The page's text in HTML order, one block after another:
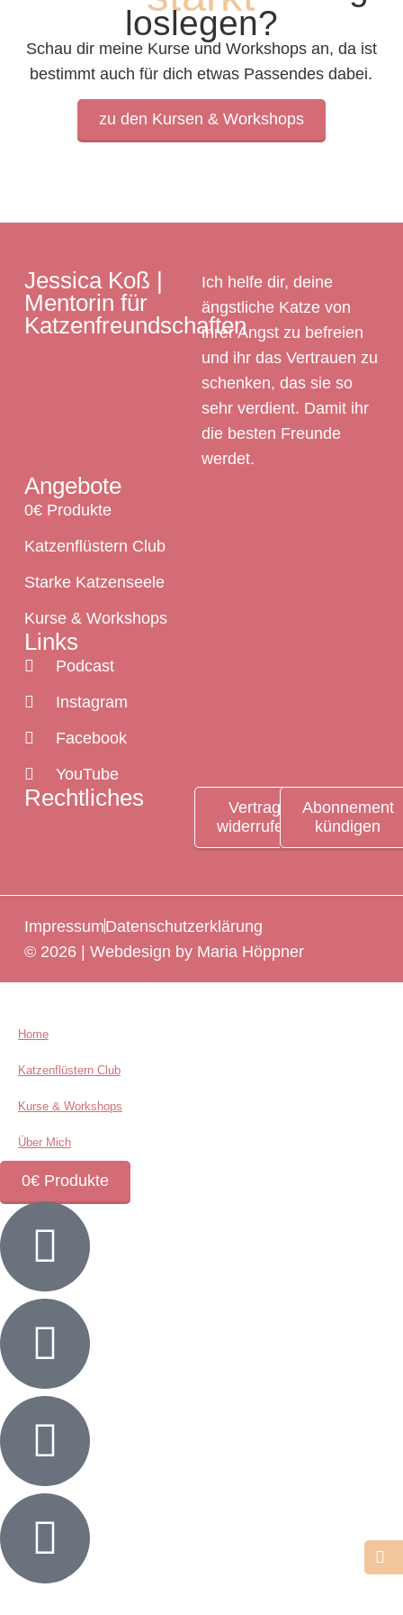
loslegen?
Schau dir meine Kurse und Workshops an, da ist
bestimmt auch für dich etwas Passendes dabei.
zu den Kursen & Workshops
Jessica Koß |
Mentorin für
Katzenfreundschaften
Ich helfe dir, deine
ängstliche Katze von
ihrer Angst zu befreien
und ihr das Vertrauen zu
schenken, das sie so
sehr verdient. Damit ihr
die besten Freunde
werdet.
Angebote
0€ Produkte
Katzenflüstern Club
Starke Katzenseele
Kurse & Workshops
Links
Podcast
Instagram
Facebook
YouTube
Rechtliches
Vertrag
widerrufen
Abonnement
kündigen
ImpressumDatenschutzerklärung
© 2026 | Webdesign by Maria Höppner
Home
Katzenflüstern Club
Kurse & Workshops
Über Mich
0€ Produkte